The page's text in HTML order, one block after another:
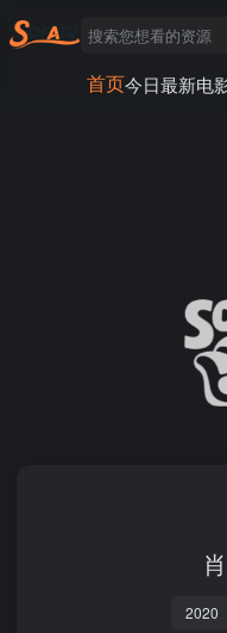
首页今日最新电
2020